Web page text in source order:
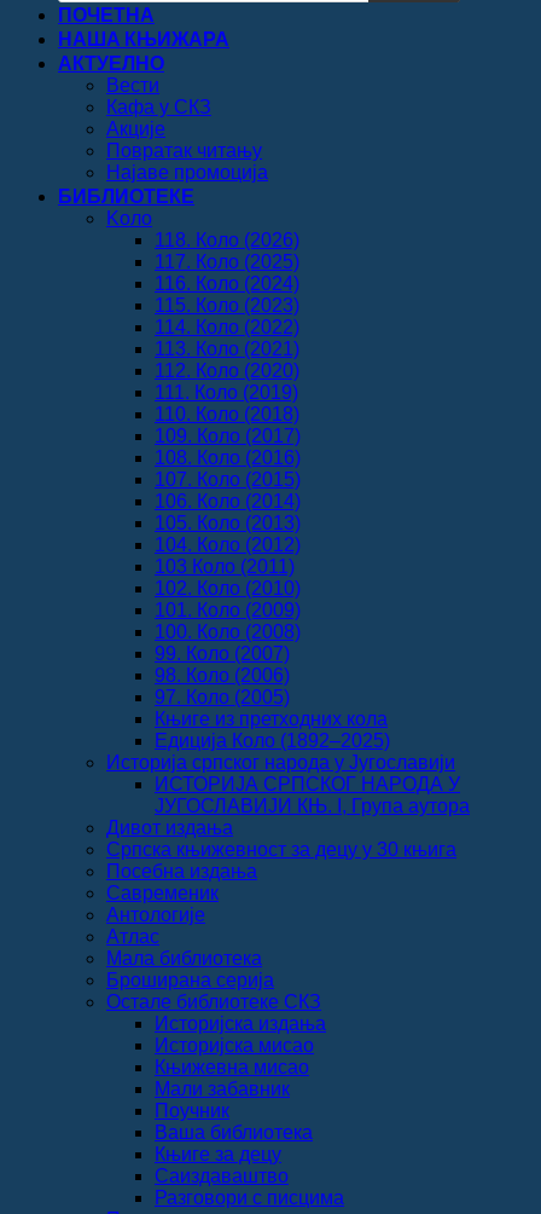
ПОЧЕТНА
НАША КЊИЖАРА
АКТУЕЛНО
Вести
Кафа у СКЗ
Акције
Повратак читању
Најаве промоција
БИБЛИОТЕКЕ
Koло
118. Коло (2026)
117. Коло (2025)
116. Коло (2024)
115. Коло (2023)
114. Коло (2022)
113. Коло (2021)
112. Коло (2020)
111. Коло (2019)
110. Коло (2018)
109. Коло (2017)
108. Коло (2016)
107. Коло (2015)
106. Коло (2014)
105. Коло (2013)
104. Коло (2012)
103 Коло (2011)
102. Коло (2010)
101. Коло (2009)
100. Коло (2008)
99. Коло (2007)
98. Коло (2006)
97. Коло (2005)
Књиге из претходних кола
Едиција Коло (1892‒2025)
Историја српског народа у Југославији
ИСТОРИЈА СРПСКОГ НАРОДА У
ЈУГОСЛАВИЈИ КЊ. I, Група аутора
Дивот издања
Српска књижевност за децу у 30 књига
Посебна издања
Савременик
Антологије
Атлас
Мала библиотека
Броширана серија
Остале библиотеке СКЗ
Историјска издања
Историјска мисао
Књижевна мисао
Мали забавник
Поучник
Ваша библиотека
Књиге за децу
Саиздаваштво
Разговори с писцима